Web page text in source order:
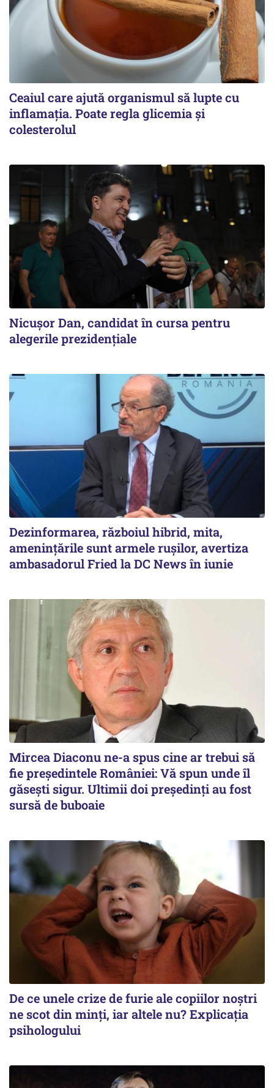
Ceaiul care ajută organismul să lupte cu
inflamația. Poate regla glicemia și
colesterolul
Nicușor Dan, candidat în cursa pentru
alegerile prezidențiale
Dezinformarea, războiul hibrid, mita,
ameninţările sunt armele ruşilor, avertiza
ambasadorul Fried la DC News în iunie
Mircea Diaconu ne-a spus cine ar trebui să
fie președintele României: Vă spun unde îl
găsești sigur. Ultimii doi președinți au fost
sursă de buboaie
De ce unele crize de furie ale copiilor noștri
ne scot din minți, iar altele nu? Explicația
psihologului